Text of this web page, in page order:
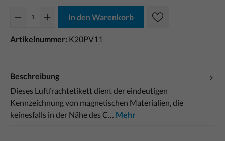
In den Warenkorb
Artikelnummer: K20PV11
Beschreibung
Dieses Luftfrachtetikett dient der eindeutigen
Kennzeichnung von magnetischen Materialien, die
keinesfalls in der Nähe des C… Mehr